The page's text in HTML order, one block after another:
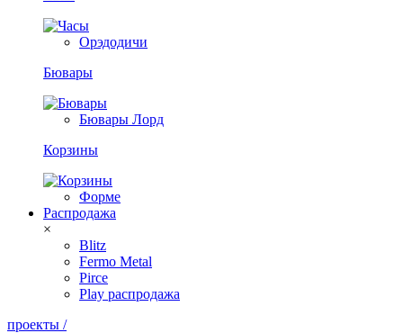
Орэдодичи
Бювары
Бювары Лорд
Корзины
Форме
Распродажа
×
Blitz
Fermo Metal
Pirce
Play распродажа
проекты /